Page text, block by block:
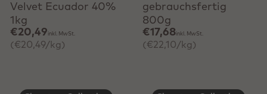
Velvet Ecuador 40%
1kg
€20,49 inkl. MwSt.
(€20,49/kg)
gebrauchsfertig
800g
€17,68inkl. MwSt.
(€22,10/kg)